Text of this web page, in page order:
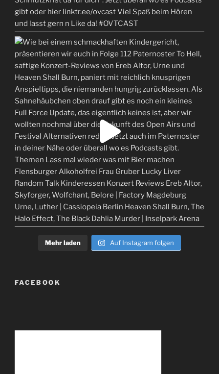
Mehr laden Auf Instagram folgen
FACEBOOK